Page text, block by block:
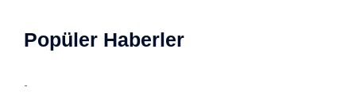
Popüler Haberler
-